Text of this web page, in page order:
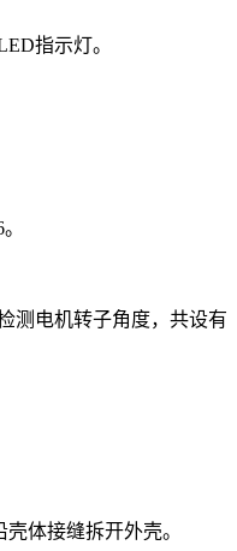
指示灯。
测电机转子角度，共设有
体接缝拆开外壳。